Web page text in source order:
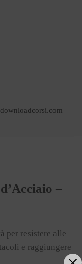
–
per resistere alle
e raggiungere